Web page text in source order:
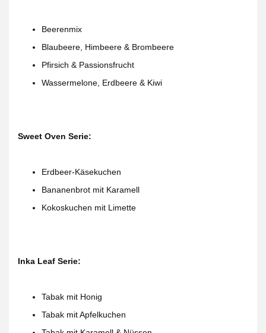
Beerenmix
Blaubeere, Himbeere & Brombeere
Pfirsich & Passionsfrucht
Wassermelone, Erdbeere & Kiwi
Sweet Oven Serie:
Erdbeer-Käsekuchen
Bananenbrot mit Karamell
Kokoskuchen mit Limette
Inka Leaf Serie:
Tabak mit Honig
Tabak mit Apfelkuchen